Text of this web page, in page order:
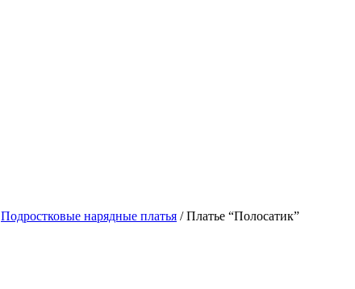
Подростковые нарядные платья / Платье “Полосатик”